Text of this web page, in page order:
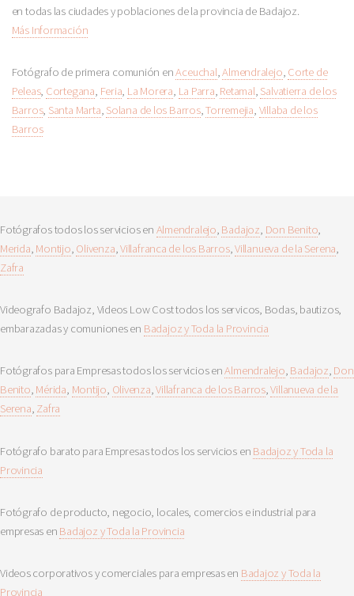
en todas las ciudades y poblaciones de la provincia de Badajoz.
Más Información
Fotógrafo de primera comunión enAceuchal,Almendralejo, Corte de
Peleas, Cortegana, Feria, La Morera, La Parra, Retamal, Salvatierra de los
Barros, Santa Marta, Solana de los Barros,Torremejia, Villaba de los
Barros
Fotógrafos todos los servicios en Almendralejo, Badajoz, Don Benito,
Merida, Montijo, Olivenza,Villafranca de los Barros,Villanueva de la Serena,
Zafra
Videografo Badajoz, Videos Low Cost todos los servicos, Bodas, bautizos,
embarazadas y comuniones en Badajoz y Toda la Provincia
Fotógrafos para Empresas todos los servicios enAlmendralejo, Badajoz, Don
Benito, Mérida, Montijo, Olivenza,Villafranca de los Barros,Villanueva de la
Serena, Zafra
Fotógrafo barato para Empresas todos los servicios en Badajoz y Toda la
Provincia
Fotógrafo de producto, negocio, locales, comercios e industrial para
empresas en Badajoz y Toda la Provincia
Videos corporativos y comerciales para empresas en Badajoz y Toda la
Provincia